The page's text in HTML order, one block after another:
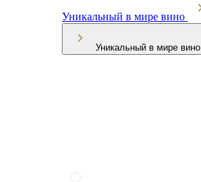
Уникальный в мире вино
Уникальный в мире вино